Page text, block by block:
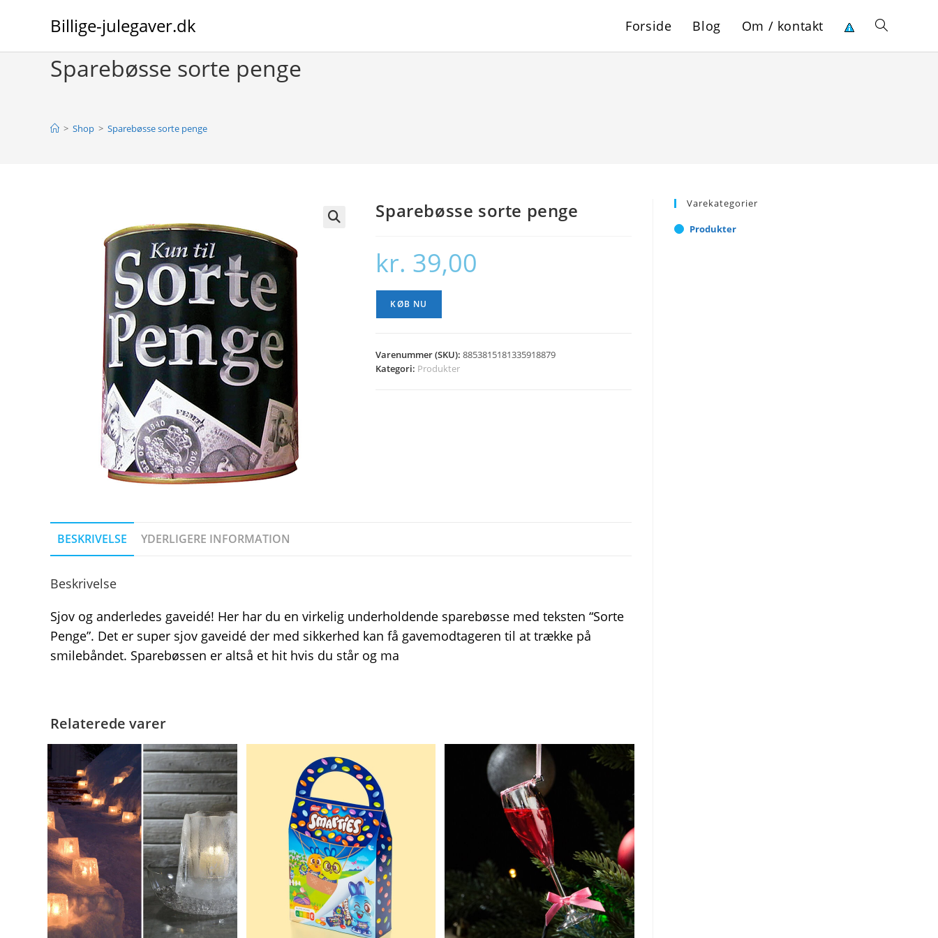
Billige-julegaver.dk Forside Blog Om / kontakt Toggle
Sparebøsse sorte penge
> Shop > Sparebøsse sorte penge
Sparebøsse sorte penge
kr. 39,00
KØB NU
Varenummer (SKU):8853815181335918879
Kategori: Produkter
BESKRIVELSE YDERLIGERE INFORMATION
Beskrivelse
Sjov og anderledes gaveidé! Her har du en virkelig underholdende sparebøsse med teksten “Sorte
Penge”. Det er super sjov gaveidé der med sikkerhed kan få gavemodtageren til at trække på
smilebåndet. Sparebøssen er altså et hit hvis du står og ma
Relaterede varer
Varekategorier
Produkter